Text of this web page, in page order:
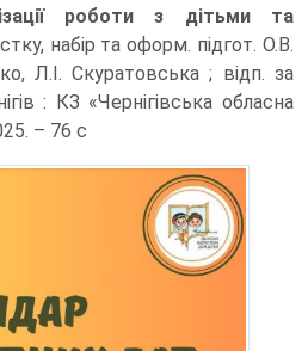
роботи з дітьми та
набір та оформ. підгот. О.В.
Л.І. Скуратовська ; відп. за
: КЗ «Чернігівська обласна
– 76 с